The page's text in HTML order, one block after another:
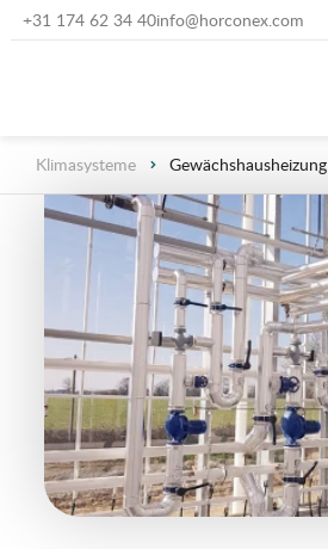
+31 174 62 34 40info@horconex.com
Klimasysteme Gewächshausheizung